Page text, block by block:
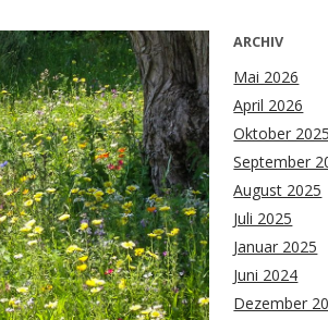
ARCHIV
Mai 2026
April 2026
Oktober 2025
September
August 2025
Juli 2025
Januar 2025
Juni 2024
Dezember